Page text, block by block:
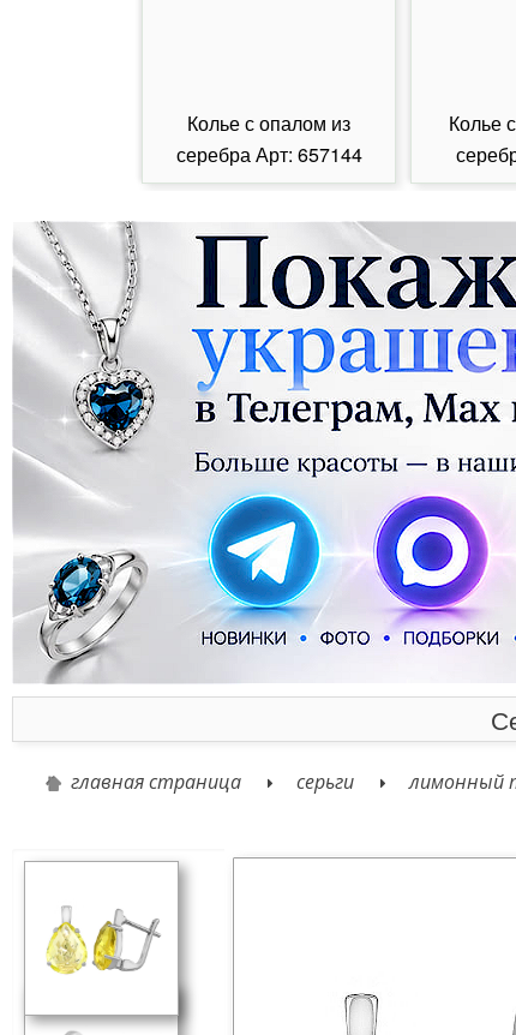
Колье с опалом из
серебра Арт: 657144
Колье
главная страница серьги лимонный